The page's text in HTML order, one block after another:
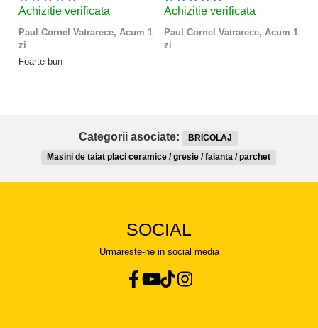
Achizitie verificata
Paul Cornel Vatrarece, Acum 1
zi
Foarte bun
Achizitie verificata
Paul Cornel Vatrarece, Acum 1
zi
Categorii asociate:
BRICOLAJ
Masini de taiat placi ceramice / gresie / faianta / parchet
SOCIAL
Urmareste-ne in social media